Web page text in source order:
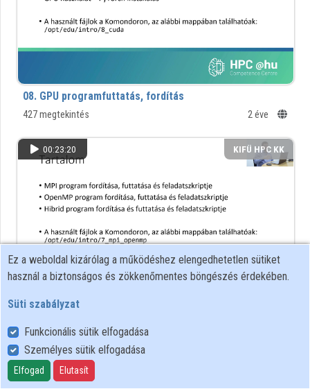
Kategóriák
Intézmények
Közreműködők
08. GPU programfuttatás, fordítás
427 megtekintés 2 éve
00:23:20 KIFÜ HPC KK
07. MPI - OpenMP Hibrid
382 megtekintés
00:23:37
Ez a weboldal kizárólag a működéshez elengedhetetlen sütiket
használ a biztonságos és zökkenőmentes böngészés érdekében.
Süti szabályzat
Funkcionális sütik elfogadása
Személyes sütik elfogadása
Elfogad Elutasít